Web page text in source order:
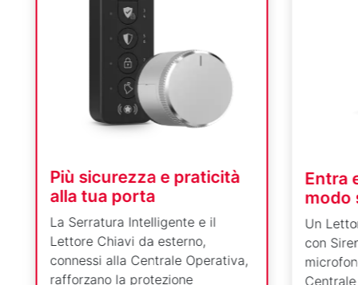
Grazie all’esclusiva tecnologia
Verisure ShockSensor®, i Sensori
Porte e Finestre rilevano ogni
tentativo di furto creando uno
scudo di protezione totale della
tua casa. Allertano la Centrale
Operativa ancor prima che il ladro
che
scatta